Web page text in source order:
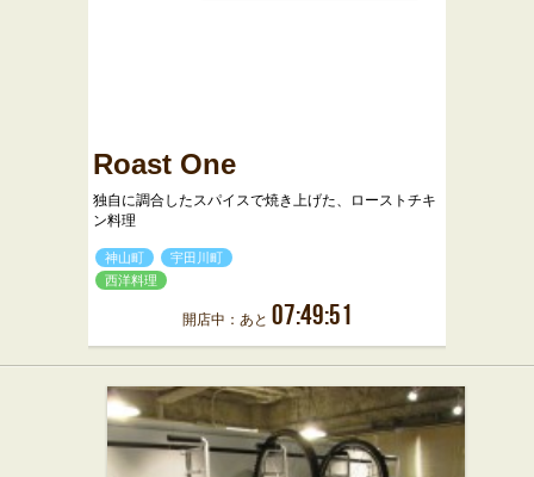
Roast One
独自に調合したスパイスで焼き上げた、ローストチキ
ン料理
神山町
宇田川町
西洋料理
開店中：あと 07:49:51